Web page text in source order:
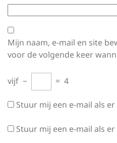
Mijn naam, e-mail en site
voor de volgende keer
vijf − = 4
Stuur mij een e-mail als
Stuur mij een e-mail als